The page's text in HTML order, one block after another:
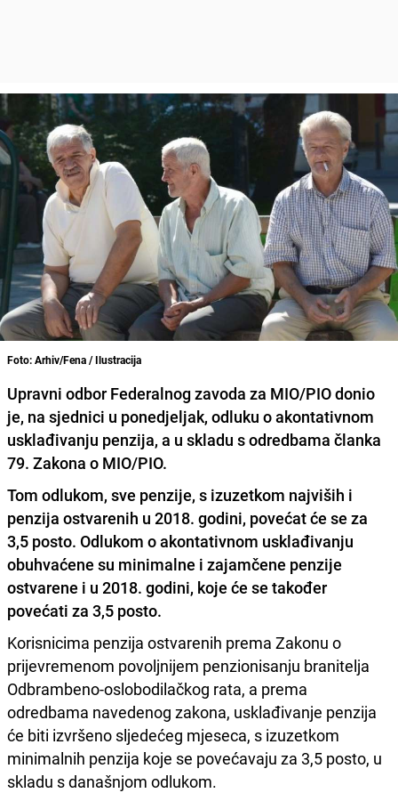
Foto: Arhiv/Fena / Ilustracija
Upravni odbor Federalnog zavoda za MIO/PIO donio
je, na sjednici u ponedjeljak, odluku o akontativnom
usklađivanju penzija, a u skladu s odredbama članka
79. Zakona o MIO/PIO.
Tom odlukom, sve penzije, s izuzetkom najviših i
penzija ostvarenih u 2018. godini, povećat će se za
3,5 posto. Odlukom o akontativnom usklađivanju
obuhvaćene su minimalne i zajamčene penzije
ostvarene i u 2018. godini, koje će se također
povećati za 3,5 posto.
Korisnicima penzija ostvarenih prema Zakonu o
prijevremenom povoljnijem penzionisanju branitelja
Odbrambeno-oslobodilačkog rata, a prema
odredbama navedenog zakona, usklađivanje penzija
će biti izvršeno sljedećeg mjeseca, s izuzetkom
minimalnih penzija koje se povećavaju za 3,5 posto, u
skladu s današnjom odlukom.